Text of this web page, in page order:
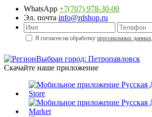
WhatsApp +7(707) 978-30-00
Эл. почта info@rdshop.ru
Я согласен на обработку персональных данных
Выбран город: Петропавловск
Скачайте наше приложение